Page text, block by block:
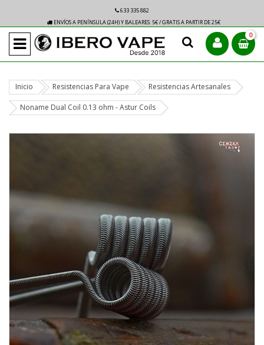
633 335 882
ENVÍOS A PENÍNSULA (24H) Y BALEARES: 5€ / GRATIS A PARTIR DE 25€
0
Inicio Resistencias Para Vape Resistencias Artesanales
Noname Dual Coil 0.13 ohm - Astur Coils